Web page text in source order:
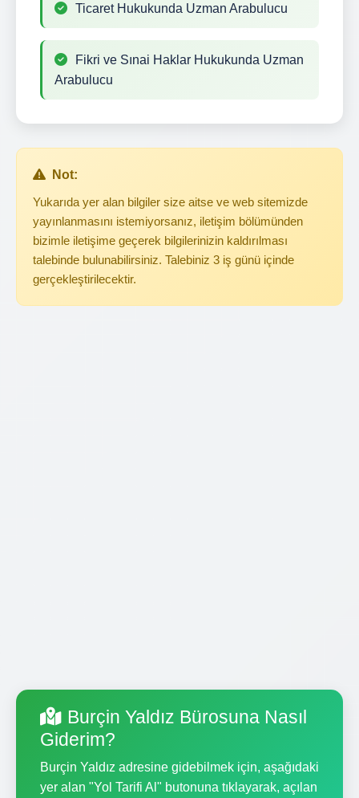
Ticaret Hukukunda Uzman Arabulucu
Fikri ve Sınai Haklar Hukukunda Uzman
Arabulucu
Not:
Yukarıda yer alan bilgiler size aitse ve web sitemizde
yayınlanmasını istemiyorsanız, iletişim bölümünden
bizimle iletişime geçerek bilgilerinizin kaldırılması
talebinde bulunabilirsiniz. Talebiniz 3 iş günü içinde
gerçekleştirilecektir.
Burçin Yaldız Bürosuna Nasıl
Giderim?
Burçin Yaldız adresine gidebilmek için, aşağıdaki
yer alan "Yol Tarifi Al" butonuna tıklayarak, açılan